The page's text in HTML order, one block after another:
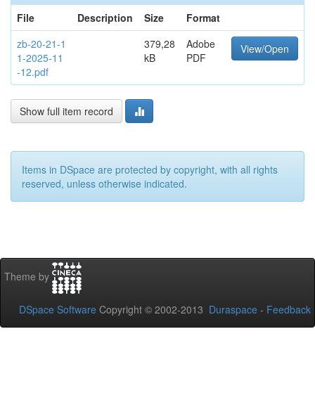
File
Description Size
Format
zb-20-21-1
1-2025-11
-12.pdf
379,28
kB
Adobe
PDF
View/Open
Show full item record
Items in DSpace are protected by copyright, with all rights
reserved, unless otherwise indicated.
Theme by
DSpace Software Copyright © 2002-2013 Duraspace - Feedback